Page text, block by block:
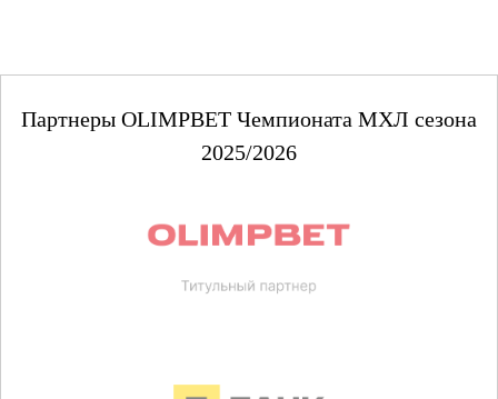
Партнеры OLIMPBET Чемпионата МХЛ сезона
2025/2026